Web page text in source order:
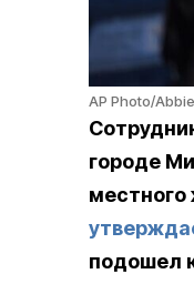
AP Photo/
городе
местного
подошел